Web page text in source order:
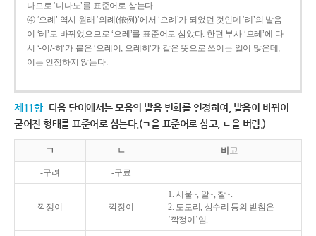
나므로 ‘니나노’를 표준어로 삼는다.
④ ‘으례’ 역시 원래 ‘의례(依例)’에서 ‘으례’가 되었던 것인데 ‘례’의 발음
이 ‘레’로 바뀌었으므로 ‘으레’를 표준어로 삼았다. 한편 부사 ‘으레’에 다
시 ‘-이/-히’가 붙은 ‘으레이, 으레히’가 같은 뜻으로 쓰이는 일이 많은데,
이는 인정하지 않는다.
제11항 다음 단어에서는 모음의 발음 변화를 인정하여, 발음이 바뀌어
굳어진 형태를 표준어로 삼는다.(ㄱ을 표준어로 삼고, ㄴ을 버림.)
ㄱ ㄴ 비고
-구려 -구료
깍쟁이 깍정이
1. 서울~, 알~, 찰~.
2. 도토리, 상수리 등의 받침은
‘깍정이’임.